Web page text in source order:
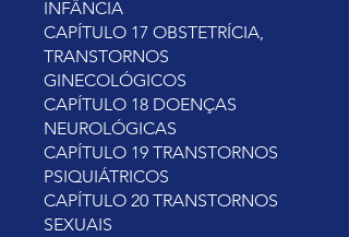
INFÂNCIA
CAPÍTULO 17 OBSTETRÍCIA,
TRANSTORNOS
GINECOLÓGICOS
CAPÍTULO 18 DOENÇAS
NEUROLÓGICAS
CAPÍTULO 19 TRANSTORNOS
PSIQUIÁTRICOS
CAPÍTULO 20 TRANSTORNOS
SEXUAIS